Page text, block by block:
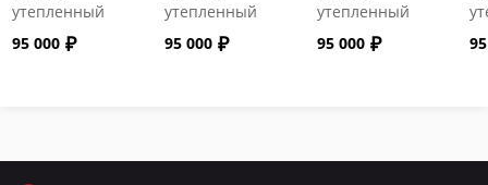
утепленный
"Сармат" с
откидной
95 000
утепленный
"Сармат" с
откидной
95 000
утепленный
"Сармат" с
откидной
95 000